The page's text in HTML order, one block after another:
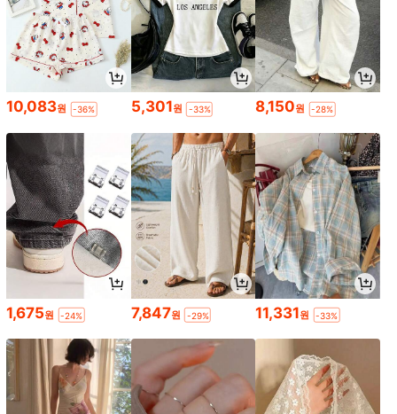
10,083원 -36% 5,301원 -33% 8,150원 -28%
1,675원 -24% 7,847원 -29% 11,331원 -33%